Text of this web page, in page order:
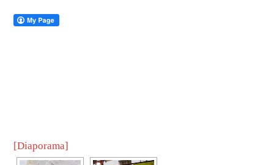
[Diaporama]